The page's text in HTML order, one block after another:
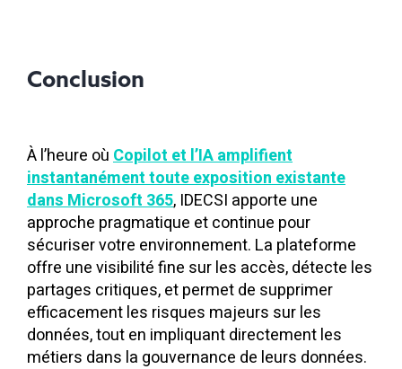
Conclusion
À l’heure oùCopilot et l’IA amplifient
instantanément toute exposition existante
dans Microsoft 365, IDECSI apporte une
approche pragmatique et continue pour
sécuriser votre environnement. La plateforme
offre une visibilité fine sur les accès, détecte les
partages critiques, et permet de supprimer
efficacement les risques majeurs sur les
données, tout en impliquant directement les
métiers dans la gouvernance de leurs données.